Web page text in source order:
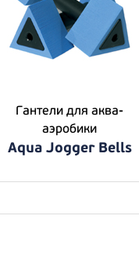
Гантели для аква-
аэробики
Aqua Jogger Bells